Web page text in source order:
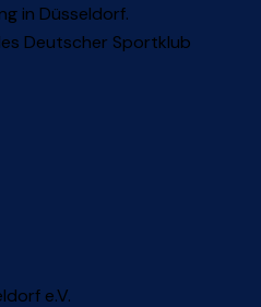
in Düsseldorf.
Deutscher Sportklub
e.V.